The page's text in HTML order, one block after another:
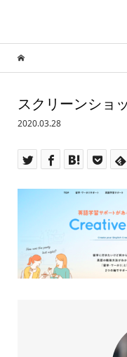
スクリーンショ
2020.03.28